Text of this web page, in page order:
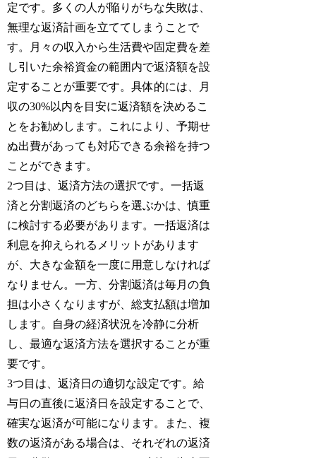
定です。多くの人が陥りがちな失敗は、
無理な返済計画を立ててしまうことで
す。月々の収入から生活費や固定費を差
し引いた余裕資金の範囲内で返済額を設
定することが重要です。具体的には、月
収の30%以内を目安に返済額を決めるこ
とをお勧めします。これにより、予期せ
ぬ出費があっても対応できる余裕を持つ
ことができます。
2つ目は、返済方法の選択です。一括返
済と分割返済のどちらを選ぶかは、慎重
に検討する必要があります。一括返済は
利息を抑えられるメリットがあります
が、大きな金額を一度に用意しなければ
なりません。一方、分割返済は毎月の負
担は小さくなりますが、総支払額は増加
します。自身の経済状況を冷静に分析
し、最適な返済方法を選択することが重
要です。
3つ目は、返済日の適切な設定です。給
与日の直後に返済日を設定することで、
確実な返済が可能になります。また、複
数の返済がある場合は、それぞれの返済